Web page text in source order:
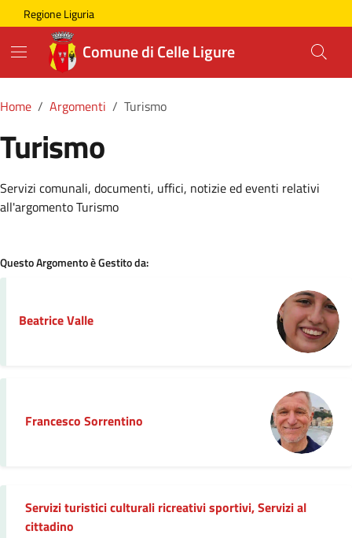
Skip to main content
Comune di Celle Ligure
Regione Liguria
Comune di Celle Ligure
Home Argomenti Turismo
Turismo
Dettagli della Notizia
Servizi comunali, documenti, uffici, notizie ed eventi relativi
all'argomento Turismo
Questo Argomento è Gestito da:
Beatrice Valle
Francesco Sorrentino
Servizi turistici culturali ricreativi sportivi, Servizi al
cittadino